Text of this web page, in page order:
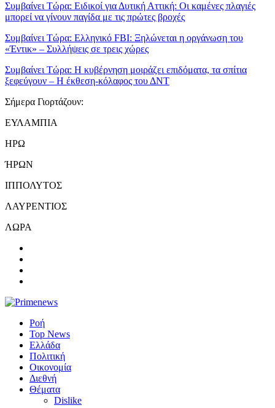
Συμβαίνει Τώρα: Ειδικοί για Δυτική Αττική: Οι καμένες πλαγιές
μπορεί να γίνουν παγίδα με τις πρώτες βροχές
Συμβαίνει Τώρα: Ελληνικό FBI: Ξηλώνεται η οργάνωση του
«Έντικ» – Συλλήψεις σε τρεις χώρες
Συμβαίνει Τώρα: Η κυβέρνηση μοιράζει επιδόματα, τα σπίτια
ξεφεύγουν – Η έκθεση-κόλαφος του ΔΝΤ
Σήμερα Γιορτάζουν:
ΕΥΛΑΜΠΙΑ
ΗΡΩ
ΉΡΩΝ
ΙΠΠΟΛΥΤΟΣ
ΛΑΥΡΕΝΤΙΟΣ
ΛΩΡΑ
Ροή
Top News
Ελλάδα
Πολιτική
Οικονομία
Διεθνή
Θέματα
Dislike